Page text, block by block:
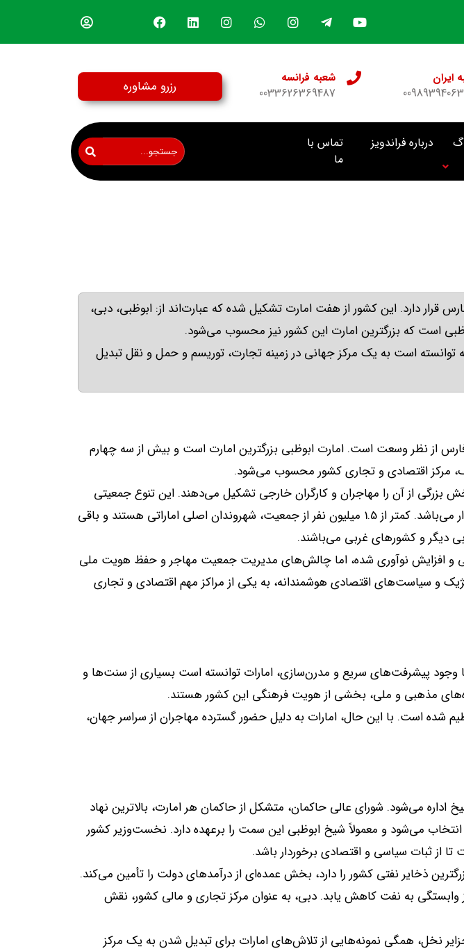
ایران شعبه فرانسه
0033626369487 رزرو مشاوره
درباره فراندویز
تماس با
ما
قرار دارد. این کشور از هفت امارت تشکیل شده که عبارت‌اند از: ابوظبی، دبی،
است که بزرگترین امارت این کشور نیز محسوب می‌شود.
توانسته است به یک مرکز جهانی در زمینه تجارت، توریسم و حمل و نقل تبدیل
فارس از نظر وسعت است. امارت ابوظبی بزرگترین امارت است و بیش از سه چهارم
مرکز اقتصادی و تجاری کشور محسوب می‌شود.
بزرگی از آن را مهاجران و کارگران خارجی تشکیل می‌دهند. این تنوع جمعیتی
می‌باشد. کمتر از
میلیون نفر از جمعیت، شهروندان اصلی اماراتی هستند و باقی
دیگر و کشورهای غربی می‌باشند.
و افزایش نوآوری شده، اما چالش‌های مدیریت جمعیت مهاجر و حفظ هویت ملی
و سیاست‌های اقتصادی هوشمندانه، به یکی از مراکز مهم اقتصادی و تجاری
وجود پیشرفت‌های سریع و مدرن‌سازی، امارات توانسته است بسیاری از سنت‌ها و
مذهبی و ملی، بخشی از هویت فرهنگی این کشور هستند.
شده است. با این حال، امارات به دلیل حضور گسترده مهاجران از سراسر جهان،
اداره می‌شود. شورای عالی حاکمان، متشکل از حاکمان هر امارت، بالاترین نهاد
می‌شود و معمولاً شیخ ابوظبی این سمت را برعهده دارد. نخست‌وزیر کشور
از ثبات سیاسی و اقتصادی برخوردار باشد.
ذخایر نفتی کشور را دارد، بخش عمده‌ای از درآمدهای دولت را تأمین می‌کند.
وابستگی به نفت کاهش یابد. دبی، به عنوان مرکز تجاری و مالی کشور، نقش
نخل، همگی نمونه‌هایی از تلاش‌های امارات برای تبدیل شدن به یک مرکز